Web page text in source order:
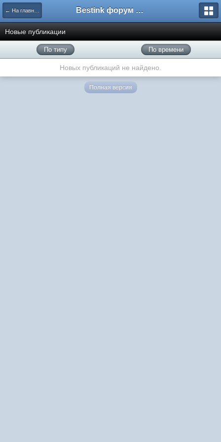
← На главную Bestink форум о ремонте принтеров
Новые публикации
По типу По времени
Новых публикаций не найдено.
Полная версия